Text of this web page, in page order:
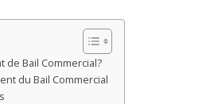
de Bail Commercial?
du Bail Commercial